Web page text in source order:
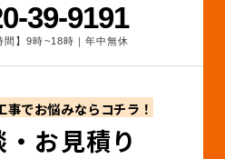
39-9191
間】9時~18時｜年中無休
事でお悩みならコチラ！
お見積り